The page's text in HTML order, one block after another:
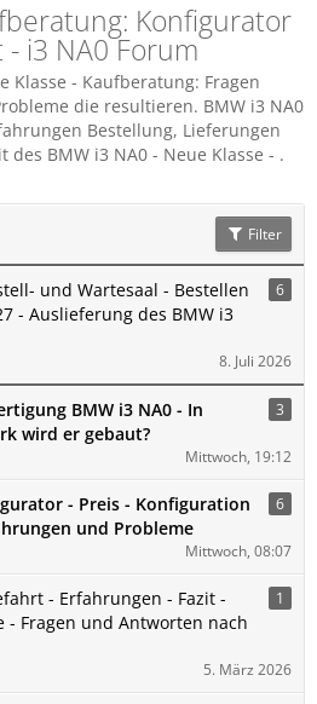
Konfigurator
i3 NA0 Forum
Klasse - Kaufberatung: Fragen
die resultieren. BMW i3 NA0
Bestellung, Lieferungen
BMW i3 NA0 - Neue Klasse - .
Filter
und Wartesaal - Bestellen
- Auslieferung des BMW i3
6
8. Juli 2026
BMW i3 NA0 - In
wird er gebaut?
3
Mittwoch, 19:12
- Preis - Konfiguration
und Probleme
6
Mittwoch, 08:07
- Erfahrungen - Fazit -
- Fragen und Antworten nach
1
5. März 2026